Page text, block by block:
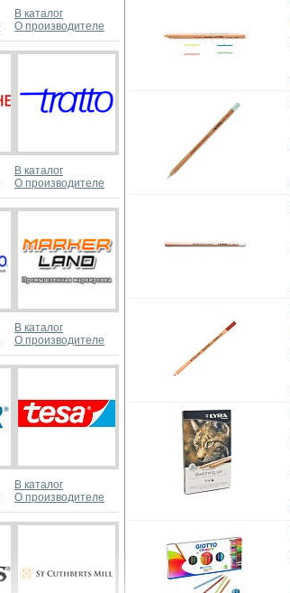
В каталог
О производителе
В каталог
О производителе
В каталог
О производителе
В каталог
О производителе